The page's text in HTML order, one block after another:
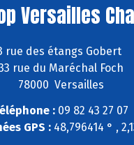
Versailles
rue des étangs Gobert
rue du Maréchal Foch
78000 Versailles
: 09 82 43 27 07
GPS :48,796414 ° ,